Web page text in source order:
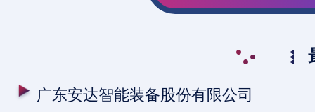
广东安达智能装备股份有限公司